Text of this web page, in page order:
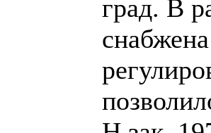
град. В